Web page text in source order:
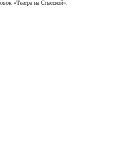
«Театра на Спасской».